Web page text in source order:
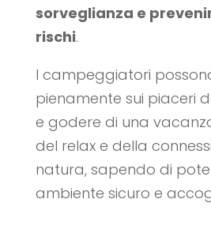
sorveglianza e
rischi.
I campeggiatori
pienamente sui piaceri
e godere di una
del relax e della
natura, sapendo di
ambiente sicuro e